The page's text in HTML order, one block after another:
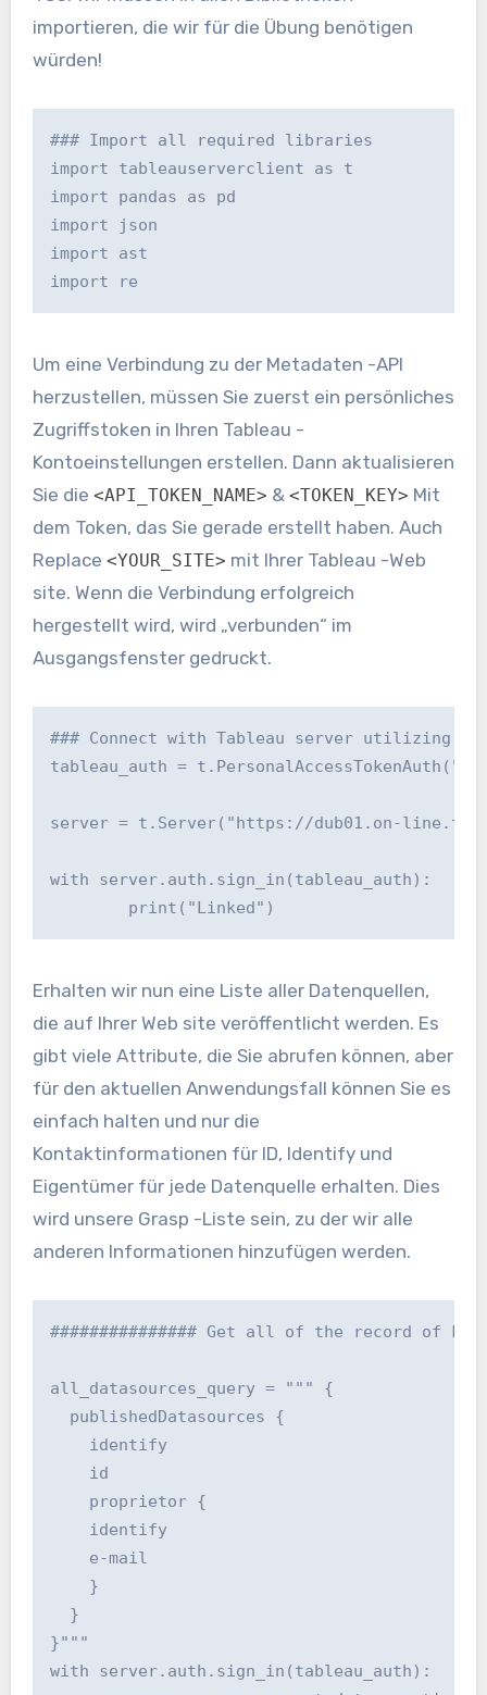
importieren, die wir für die Übung benötigen
würden!
### Import all required libraries
import tableauserverclient as t
import pandas as pd
import json
import ast
import re
Um eine Verbindung zu der Metadaten -API
herzustellen, müssen Sie zuerst ein persönliches
Zugriffstoken in Ihren Tableau -
Kontoeinstellungen erstellen. Dann aktualisieren
Sie die <API_TOKEN_NAME> & <TOKEN_KEY> Mit
dem Token, das Sie gerade erstellt haben. Auch
Replace <YOUR_SITE> mit Ihrer Tableau -Web
site. Wenn die Verbindung erfolgreich
hergestellt wird, wird „verbunden“ im
Ausgangsfenster gedruckt.
### Connect with Tableau server utilizing
tableau_auth =
server = t.Server("https://dub01.on-
with server.auth.sign_in(tableau_auth):
        print("Linked")
Erhalten wir nun eine Liste aller Datenquellen,
die auf Ihrer Web site veröffentlicht werden. Es
gibt viele Attribute, die Sie abrufen können, aber
für den aktuellen Anwendungsfall können Sie es
einfach halten und nur die
Kontaktinformationen für ID, Identify und
Eigentümer für jede Datenquelle erhalten. Dies
wird unsere Grasp -Liste sein, zu der wir alle
anderen Informationen hinzufügen werden.
############### Get all of the record of
all_datasources_query = """ {
  publishedDatasources {
    identify
    id
    proprietor {
    identify
    e-mail
    }
  }
}"""
with server.auth.sign_in(tableau_auth):